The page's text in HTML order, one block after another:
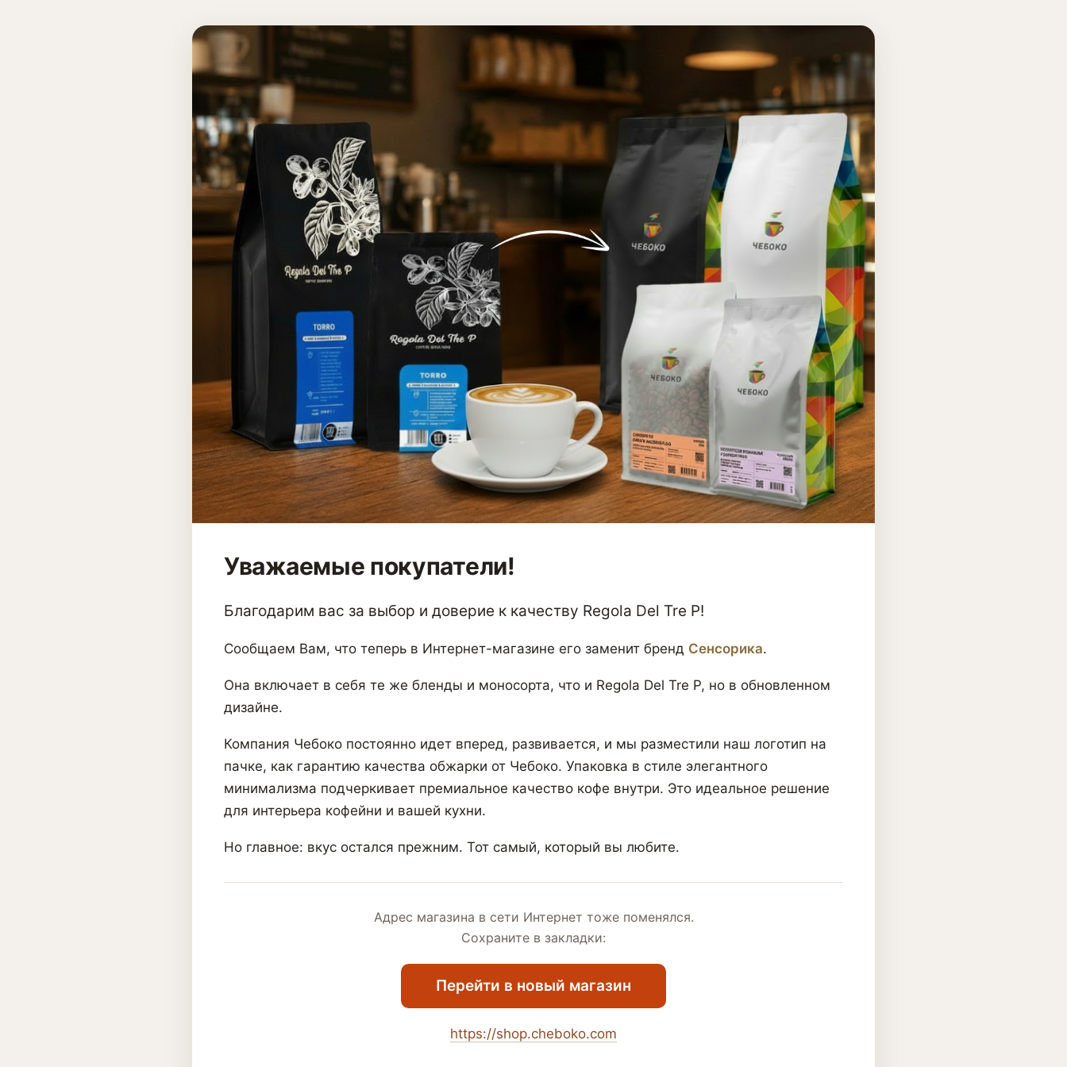
Уважаемые покупатели!
Благодарим вас за выбор и доверие к качеству Regola Del Tre P!
Сообщаем Вам, что теперь в Интернет-магазине его заменит бренд Сенсорика.
Она включает в себя те же бленды и моносорта, что и Regola Del Tre P, но в обновленном
дизайне.
Компания Чебоко постоянно идет вперед, развивается, и мы разместили наш логотип на
пачке, как гарантию качества обжарки от Чебоко. Упаковка в стиле элегантного
минимализма подчеркивает премиальное качество кофе внутри. Это идеальное решение
для интерьера кофейни и вашей кухни.
Но главное: вкус остался прежним. Тот самый, который вы любите.
Адрес магазина в сети Интернет тоже поменялся.
Сохраните в закладки:
Перейти в новый магазин
https://shop.cheboko.com